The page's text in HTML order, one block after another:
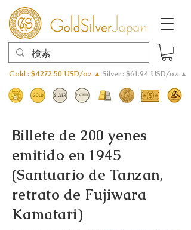
Gold : $4272.50 USD/oz ▲ Silver : $61.94 USD/oz ▲
Billete de 200 yenes
emitido en 1945
(Santuario de Tanzan,
retrato de Fujiwara
Kamatari)